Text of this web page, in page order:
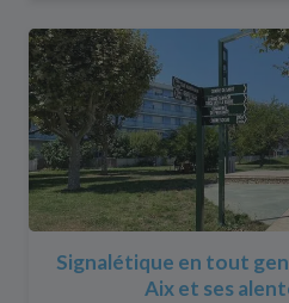
Signalétique en tout
Aix et ses